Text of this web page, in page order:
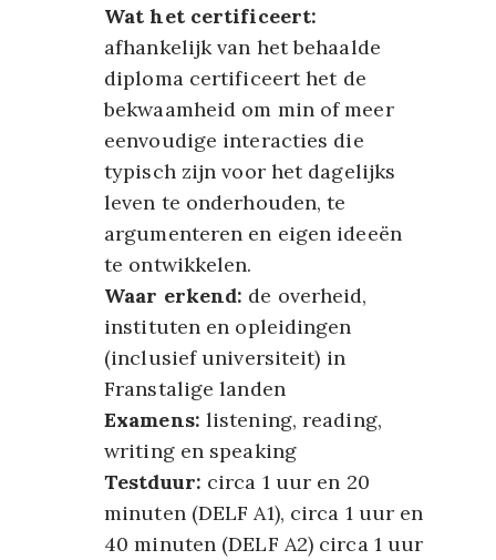
Wat het certificeert:
afhankelijk van het behaalde
diploma certificeert het de
bekwaamheid om min of meer
eenvoudige interacties die
typisch zijn voor het dagelijks
leven te onderhouden, te
argumenteren en eigen ideeën
te ontwikkelen.
Waar erkend: de overheid,
instituten en opleidingen
(inclusief universiteit) in
Franstalige landen
Examens: listening, reading,
writing en speaking
Testduur: circa 1 uur en 20
minuten (DELF A1), circa 1 uur en
40 minuten (DELF A2) circa 1 uur